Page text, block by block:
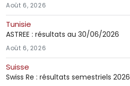
Août 6, 2026
Tunisie
ASTREE : résultats au 30/06/2026
Août 6, 2026
Suisse
Swiss Re : résultats semestriels 2026